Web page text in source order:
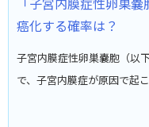
癌化する確率は？
子宮内膜症性卵巣嚢胞（以
で、子宮内膜症が原因で起